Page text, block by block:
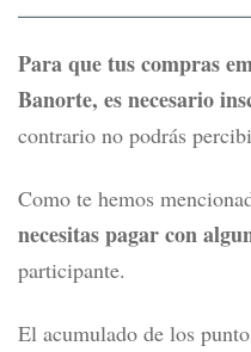
Para que tus compras
Banorte, es necesario
contrario no podrás
Como te hemos
necesitas pagar con
participante.
El acumulado de los